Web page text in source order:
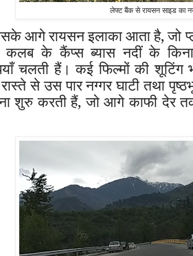
लेफ्ट बैंक से रायसन साइड का
आगे रायसन इलाका आता है, जो
के कैंप्स ब्यास नदीं के
चलती हैं। कई फिल्मों की
से उस पार नग्गर घाटी तथा
शुरु करती हैं, जो आगे काफी देर